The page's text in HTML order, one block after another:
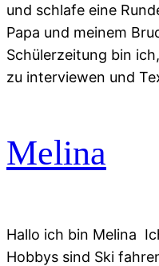
und schlafe eine
Papa und meinem
Schülerzeitung bin
zu interviewen und
Melina
Hallo ich bin Melina
Hobbys sind Ski